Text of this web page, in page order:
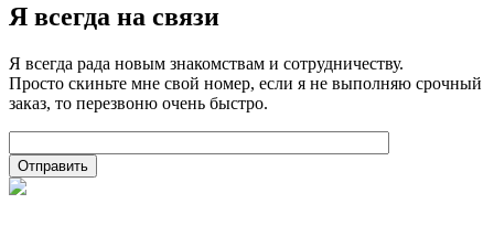
Я всегда на связи
Я всегда рада новым знакомствам и сотрудничеству.
Просто скиньте мне свой номер, если я не выполняю срочный
заказ, то перезвоню очень быстро.